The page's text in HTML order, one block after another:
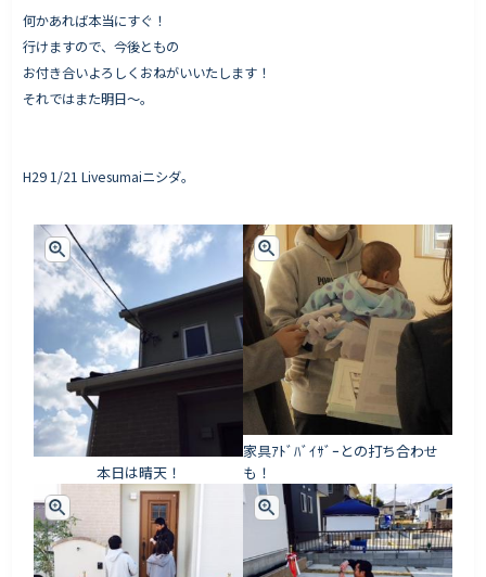
何かあれば本当にすぐ！
行けますので、今後ともの
お付き合いよろしくおねがいいたします！
それではまた明日〜。
H29 1/21 Livesumaiニシダ。
本日は晴天！
家具ｱﾄﾞﾊﾞｲｻﾞｰとの打ち合わせ
も！